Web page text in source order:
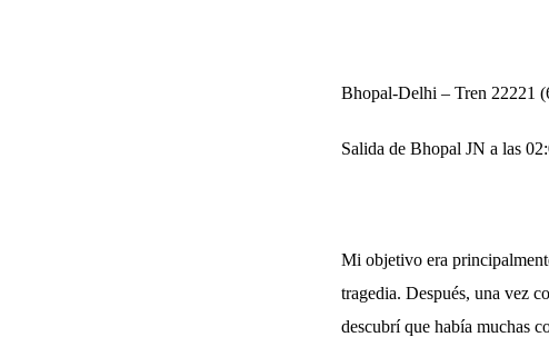
Bhopal-Delhi – Tren 22221
Salida de Bhopal JN a las
Mi objetivo era
tragedia. Después, una vez
descubrí que había muchas